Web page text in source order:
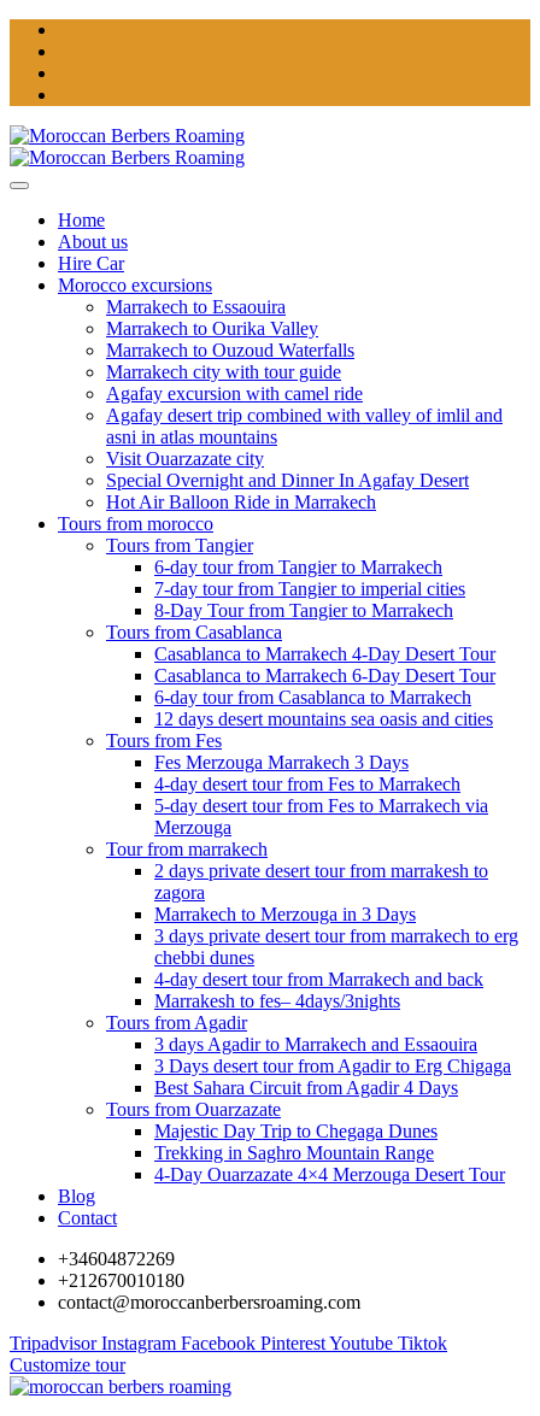
Home
About us
Hire Car
Morocco excursions
Marrakech to Essaouira
Marrakech to Ourika Valley
Marrakech to Ouzoud Waterfalls
Marrakech city with tour guide
Agafay excursion with camel ride
Agafay desert trip combined with valley of imlil and
asni in atlas mountains
Visit Ouarzazate city
Special Overnight and Dinner In Agafay Desert
Hot Air Balloon Ride in Marrakech
Tours from morocco
Tours from Tangier
6-day tour from Tangier to Marrakech
7-day tour from Tangier to imperial cities
8-Day Tour from Tangier to Marrakech
Tours from Casablanca
Casablanca to Marrakech 4-Day Desert Tour
Casablanca to Marrakech 6-Day Desert Tour
6-day tour from Casablanca to Marrakech
12 days desert mountains sea oasis and cities
Tours from Fes
Fes Merzouga Marrakech 3 Days
4-day desert tour from Fes to Marrakech
5-day desert tour from Fes to Marrakech via
Merzouga
Tour from marrakech
2 days private desert tour from marrakesh to
zagora
Marrakech to Merzouga in 3 Days
3 days private desert tour from marrakech to erg
chebbi dunes
4-day desert tour from Marrakech and back
Marrakesh to fes– 4days/3nights
Tours from Agadir
3 days Agadir to Marrakech and Essaouira
3 Days desert tour from Agadir to Erg Chigaga
Best Sahara Circuit from Agadir 4 Days
Tours from Ouarzazate
Majestic Day Trip to Chegaga Dunes
Trekking in Saghro Mountain Range
4-Day Ouarzazate 4×4 Merzouga Desert Tour
Blog
Contact
+34604872269
+212670010180
contact@moroccanberbersroaming.com
Tripadvisor Instagram Facebook PinterestYoutube Tiktok
Customize tour